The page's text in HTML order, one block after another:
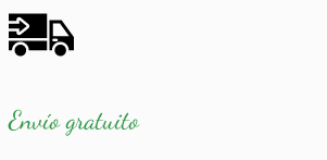
Envío gratuito